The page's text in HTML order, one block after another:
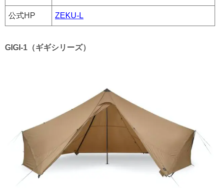
公式HP ZEKU-L
GIGI-1（ギギシリーズ）